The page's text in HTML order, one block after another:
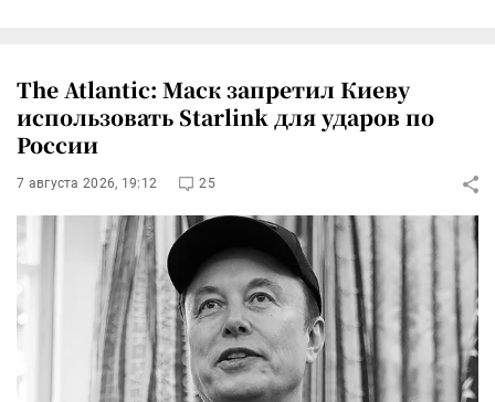
The Atlantic: Маск запретил Киеву
использовать Starlink для ударов по
России
7 августа 2026, 19:12 25